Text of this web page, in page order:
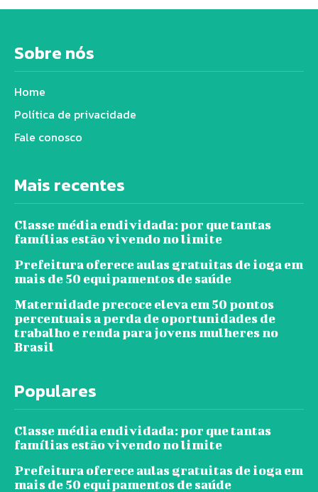
Sobre nós
Home
Política de privacidade
Fale conosco
Mais recentes
Classe média endividada: por que tantas
famílias estão vivendo no limite
Prefeitura oferece aulas gratuitas de ioga em
mais de 50 equipamentos de saúde
Maternidade precoce eleva em 50 pontos
percentuais a perda de oportunidades de
trabalho e renda para jovens mulheres no
Brasil
Populares
Classe média endividada: por que tantas
famílias estão vivendo no limite
Prefeitura oferece aulas gratuitas de ioga em
mais de 50 equipamentos de saúde